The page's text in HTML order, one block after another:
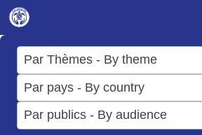
Aller
au
contenu
Par Thèmes - By theme
17
results
available
Par pays - By country
50
results
available
Par publics - By audience
results